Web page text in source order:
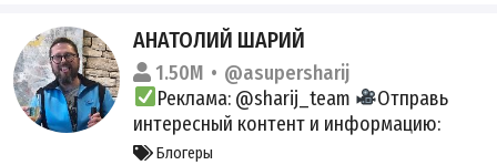
АНАТОЛИЙ ШАРИЙ
1.50M
@asupersharij
Реклама: @sharij_team
Отправь
интересный контент и информацию:
@shariy_time_bot
Блогеры